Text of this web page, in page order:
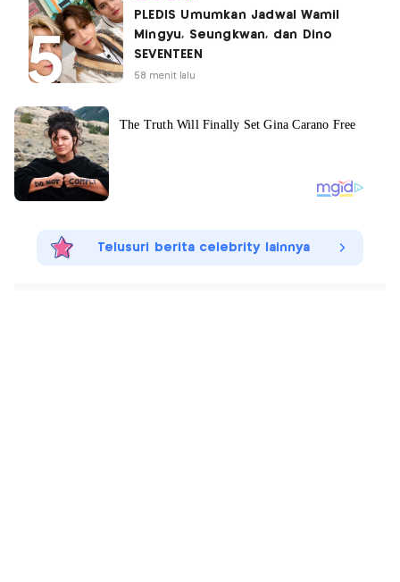
PLEDIS Umumkan Jadwal Wamil
Mingyu, Seungkwan, dan Dino
SEVENTEEN
58 menit lalu
Telusuri berita celebrity lainnya